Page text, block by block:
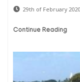
29th of February 2020
Continue Reading